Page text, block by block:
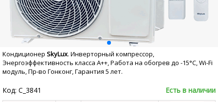
Kондиционер SkyLux. Инверторный компрессор,
Энергоэффективность класса А++, Работа на обогрев до -15°С, Wi-Fi
модуль, Пр-во Гонконг, Гарантия 5 лет.
Код: C_3841 Есть в наличии